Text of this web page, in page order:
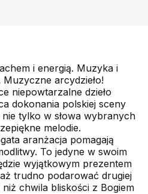
i energią. Muzyka i
arcydzieło!
niepowtarzalne dzieło
dokonania polskiej sceny
tylko w słowa wybranych
melodie.
aranżacja pomagają
To jedyne w swoim
wyjątkowym prezentem
trudno podarować drugiej
chwila bliskości z Bogiem